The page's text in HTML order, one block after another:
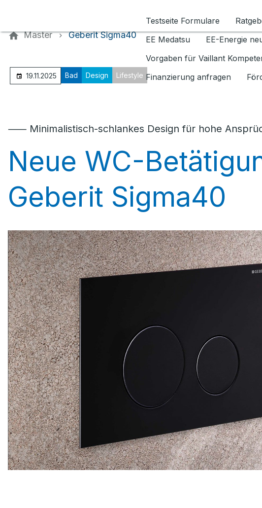
Testseite Formulare
EE Medatsu
EE-Energie
Vorgaben für Vaillant
Finanzierung anfragen
Master Geberit Sigma40
19.11.2025 Bad Design Lifestyle
⸺ Minimalistisch-schlankes Design für hohe
Neue WC-
Geberit Sigma40